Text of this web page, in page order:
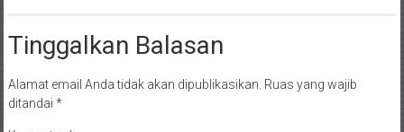
Tinggalkan Balasan
Alamat email Anda tidak akan dipublikasikan. Ruas yang wajib
ditandai *